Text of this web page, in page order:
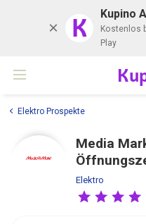
K Kupino
Kostenlos
Play
Elektro Prospekte
Media
Elektro